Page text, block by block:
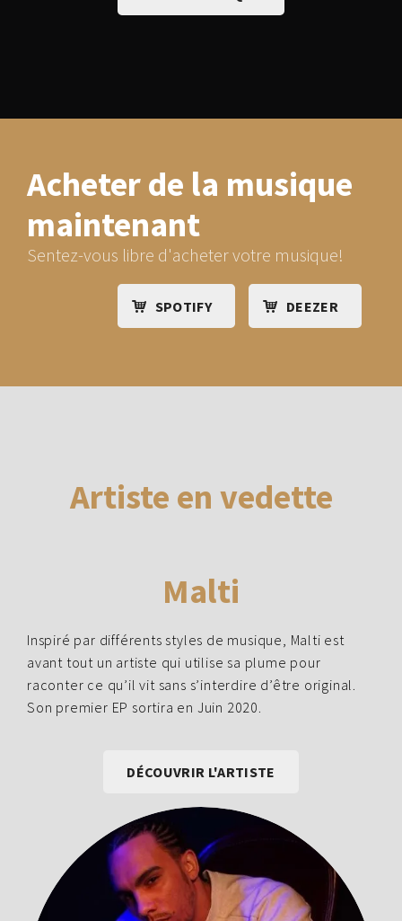
Acheterde la musique
maintenant
Sentez-vous libre d'acheter votre musique!
SPOTIFY DEEZER
Artiste en vedette
Malti
Inspiré par différents styles de musique, Malti est
avant tout un artiste qui utilise sa plume pour
raconter ce qu’il vit sans s’interdire d’être original.
Son premier EP sortira en Juin 2020.
DÉCOUVRIR L'ARTISTE